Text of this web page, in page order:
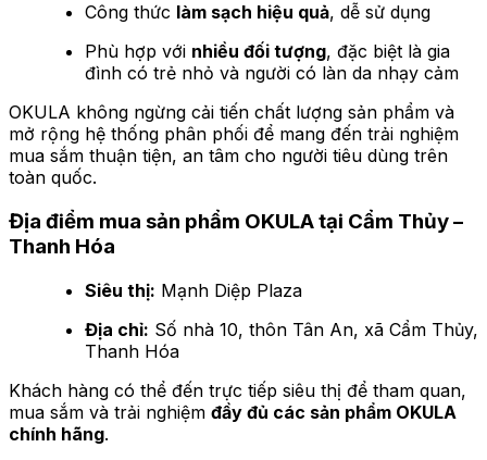
Công thức làm sạch hiệu quả, dễ sử dụng
Phù hợp với nhiều đối tượng, đặc biệt là gia
đình có trẻ nhỏ và người có làn da nhạy cảm
OKULA không ngừng cải tiến chất lượng sản phẩm và
mở rộng hệ thống phân phối để mang đến trải nghiệm
mua sắm thuận tiện, an tâm cho người tiêu dùng trên
toàn quốc.
Địa điểm mua sản phẩm OKULA tại Cẩm Thủy –
Thanh Hóa
Siêu thị: Mạnh Diệp Plaza
Địa chỉ: Số nhà 10, thôn Tân An, xã Cẩm Thủy,
Thanh Hóa
Khách hàng có thể đến trực tiếp siêu thị để tham quan,
mua sắm và trải nghiệm đầy đủ các sản phẩm OKULA
chính hãng.